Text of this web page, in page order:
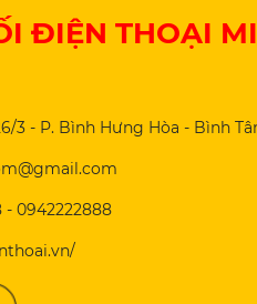
ĐIỆN THOẠI
3 - P. Bình Hưng Hòa - Bình
- 0942222888